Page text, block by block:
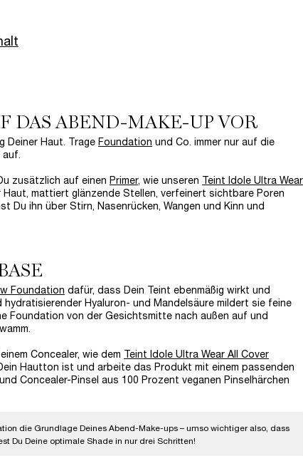
DAS ABEND-MAKE-UP VOR
Deiner Haut. Trage Foundation und Co. immer nur auf die
auf.
zusätzlich auf einen Primer, wie unseren
Teint Idole Ultra Wear
mattiert glänzende Stellen, verfeinert sichtbare Poren
ihn über Stirn, Nasenrücken, Wangen und Kinn und
Foundation dafür, dass Dein Teint ebenmäßig wirkt und
Hyaluron- und Mandelsäure mildert sie feine
Foundation von der Gesichtsmitte nach außen auf und
Concealer, wie dem
Teint Idole Ultra Wear All Cover
Hautton ist und arbeite das Produkt mit einem passenden
Concealer-Pinsel aus 100 Prozent veganen Pinselhärchen
die Grundlage Deines Abend-Make-ups – umso wichtiger also, dass
Du Deine optimale Shade in nur drei Schritten!